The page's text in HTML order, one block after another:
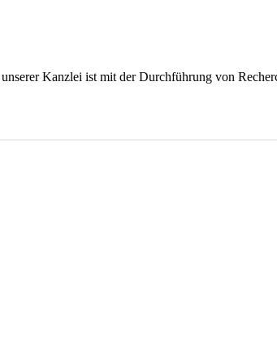
Kanzlei ist mit der Durchführung von